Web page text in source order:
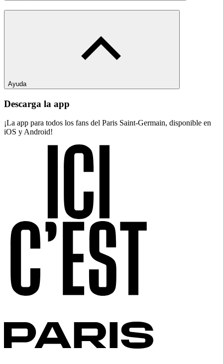
Ayuda
Descarga la app
¡La app para todos los fans del Paris Saint-Germain, disponible en
iOS y Android!